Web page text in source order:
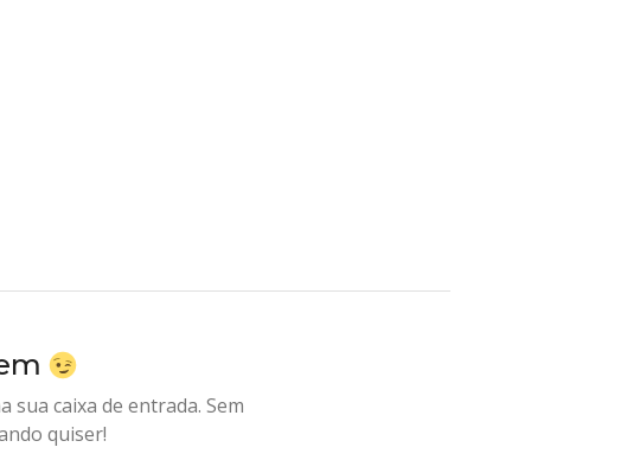
sua caixa de entrada. Sem
quiser!